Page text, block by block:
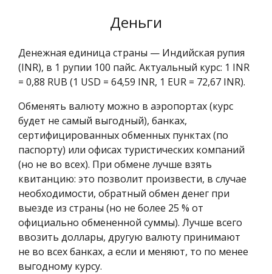
Деньги
Денежная единица страны — Индийская рупия
(INR), в 1 рупии 100 пайс. Актуальный курс: 1 INR
= 0,88 RUB (1 USD = 64,59 INR, 1 EUR = 72,67 INR).
Обменять валюту можно в аэропортах (курс
будет не самый выгодный), банках,
сертифицированных обменных пунктах (по
паспорту) или офисах туристических компаний
(но не во всех). При обмене лучше взять
квитанцию: это позволит произвести, в случае
необходимости, обратный обмен денег при
выезде из страны (но не более 25 % от
официально обмененной суммы). Лучше всего
ввозить доллары, другую валюту принимают
не во всех банках, а если и меняют, то по менее
выгодному курсу.